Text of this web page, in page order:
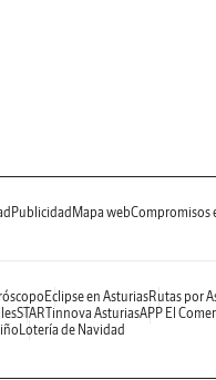
Publicidad Mapa webCompromisos
Eclipse en AsturiasRutas por
STARTinnova AsturiasAPP El
Lotería de Navidad